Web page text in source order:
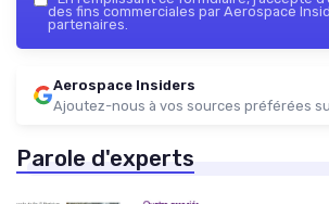
des fins commerciales par Aerospace
partenaires.
Aerospace Insiders
Ajoutez-nous à vos sources préférées
Parole d'experts